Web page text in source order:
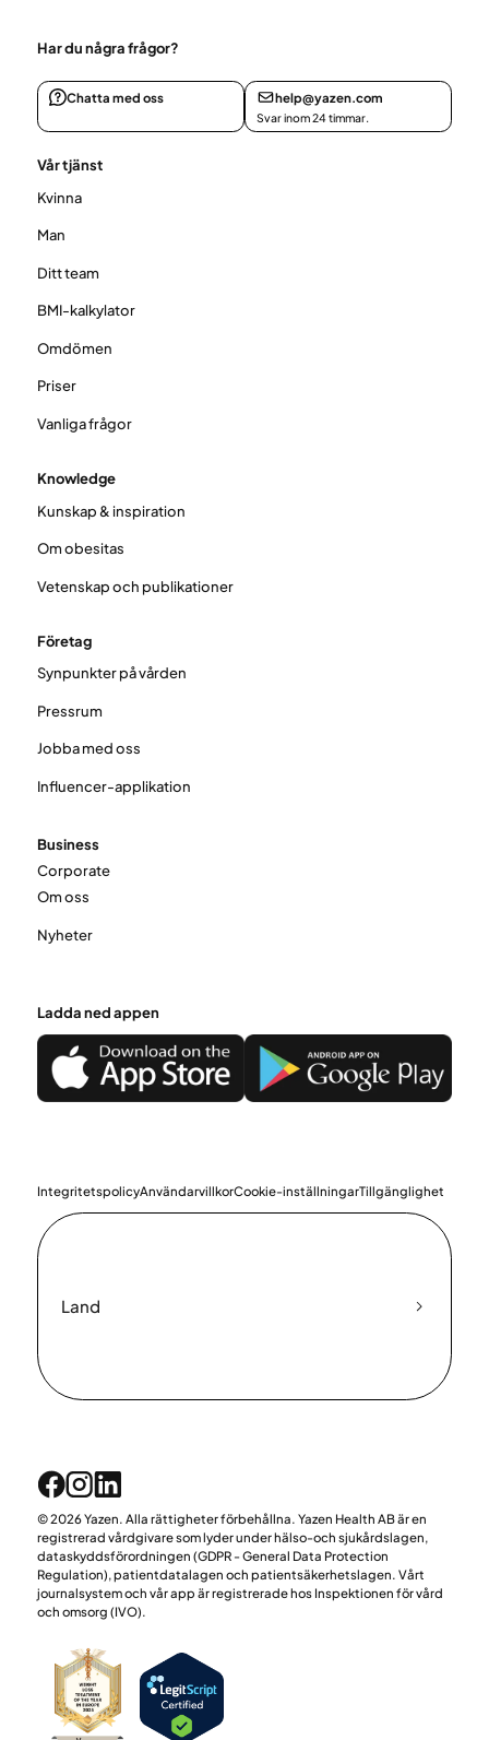
Har du några frågor?
Chatta med oss help@yazen.com
Svar inom 24 timmar.
Vår tjänst
Kvinna
Man
Ditt team
BMI-kalkylator
Omdömen
Priser
Vanliga frågor
Knowledge
Kunskap & inspiration
Om obesitas
Vetenskap och publikationer
Företag
Synpunkter på vården
Pressrum
Jobba med oss
Influencer-applikation
Business
Corporate
Om oss
Nyheter
Ladda ned appen
IntegritetspolicyAnvändarvillkorCookie-inställningarTillgänglighet
Land
© 2026 Yazen. Alla rättigheter förbehållna. Yazen Health AB är en
registrerad vårdgivare som lyder under hälso-och sjukårdslagen,
dataskyddsförordningen (GDPR - General Data Protection
Regulation), patientdatalagen och patientsäkerhetslagen. Vårt
journalsystem och vår app är registrerade hos Inspektionen för vård
och omsorg (IVO).